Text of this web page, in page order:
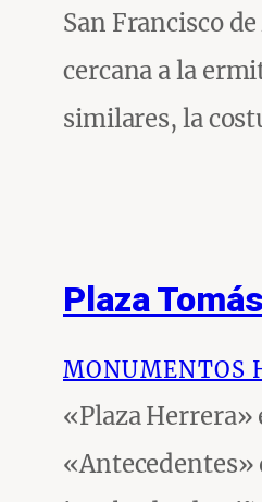
San Francisco
cercana a la
similares, la
Plaza
MONUMENTOS
«Plaza Herrera»
«Antecedentes»